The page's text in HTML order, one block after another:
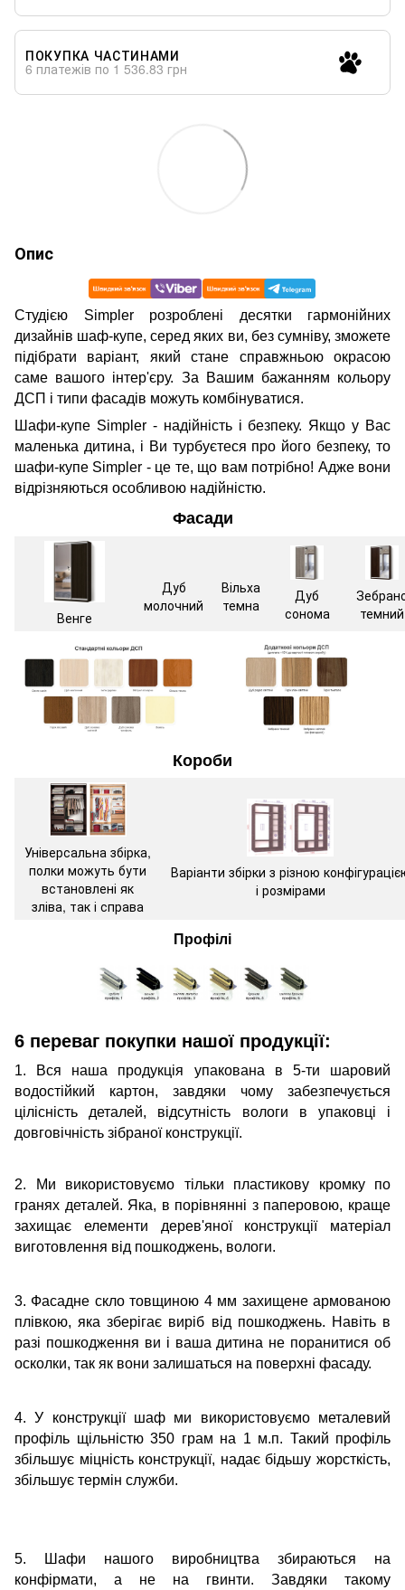
ПОКУПКА ЧАСТИНАМИ
6 платежів по 1 536.83 грн
Опис
Студією Simpler розроблені десятки гармонійних
дизайнів шаф-купе, серед яких ви, без сумніву, зможете
підібрати варіант, який стане справжньою окрасою
саме вашого інтер'єру. За Вашим бажанням кольору
ДСП і типи фасадів можуть комбінуватися.
Шафи-купе Simpler - надійність і безпеку. Якщо у Вас
маленька дитина, і Ви турбуєтеся про його безпеку, то
шафи-купе Simpler - це те, що вам потрібно! Адже вони
відрізняються особливою надійністю.
Фасади
Венге
Дуб
молочний
Вільха
темна
Дуб
сонома
темний
Короби
Універсальна збірка,
полки можуть бути
встановлені як
зліва, так і справа
Варіанти збірки з різною
і розмірами
Профілі
6 переваг покупки нашої продукції:
1. Вся наша продукція упакована в 5-ти шаровий
водостійкий картон, завдяки чому забезпечується
цілісність деталей, відсутність вологи в упаковці і
довговічність зібраної конструкції.
2. Ми використовуємо тільки пластикову кромку по
гранях деталей. Яка, в порівнянні з паперовою, краще
захищає елементи дерев'яної конструкції матеріал
виготовлення від пошкоджень, вологи.
3. Фасадне скло товщиною 4 мм захищене армованою
плівкою, яка зберігає виріб від пошкоджень. Навіть в
разі пошкодження ви і ваша дитина не поранитися об
осколки, так як вони залишаться на поверхні фасаду.
4. У конструкції шаф ми використовуємо металевий
профіль щільністю 350 грам на 1 м.п. Такий профіль
збільшує міцність конструкції, надає бідьшу жорсткість,
збільшує термін служби.
5. Шафи нашого виробництва збираються на
конфірмати, а не на гвинти. Завдяки такому